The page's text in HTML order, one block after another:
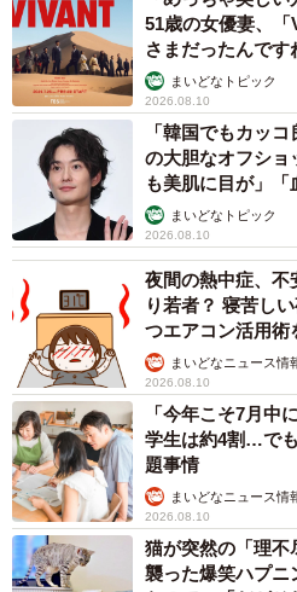
51歳の女優妻、
さまだったんです
まいどなトピック
2026.08.10
「韓国でもカッ
の大胆なオフシ
も美肌に目が」
っこいい」
まいどなトピック
2026.08.10
夜間の熱中症、不
り若者？ 寝苦し
つエアコン活用術
まいどなニュース情
2026.08.10
「今年こそ7月中
学生は約4割…で
題事情
まいどなニュース情
2026.08.10
猫が突然の「理不
襲った爆笑ハプ